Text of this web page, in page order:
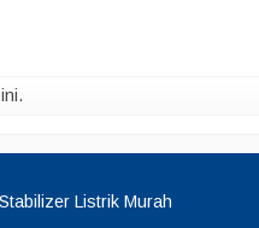
Listrik Murah